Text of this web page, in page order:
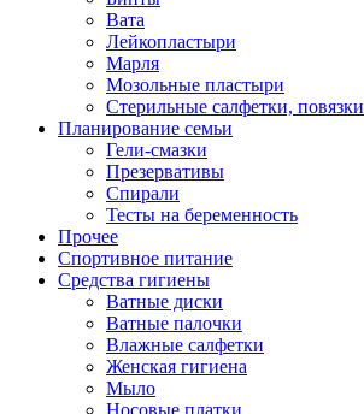
Вата
Лейкопластыри
Марля
Мозольные пластыри
Стерильные салфетки, повязки
Планирование семьи
Гели-смазки
Презервативы
Спирали
Тесты на беременность
Прочее
Спортивное питание
Средства гигиены
Ватные диски
Ватные палочки
Влажные салфетки
Женская гигиена
Мыло
Носовые платки